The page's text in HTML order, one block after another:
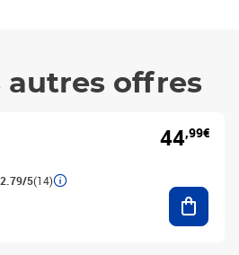
autres offres
2.79/5(14)
44,99€